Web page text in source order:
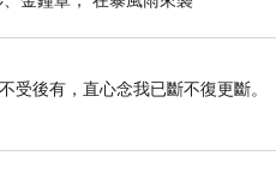
受後有，直心念我已斷不復更斷。